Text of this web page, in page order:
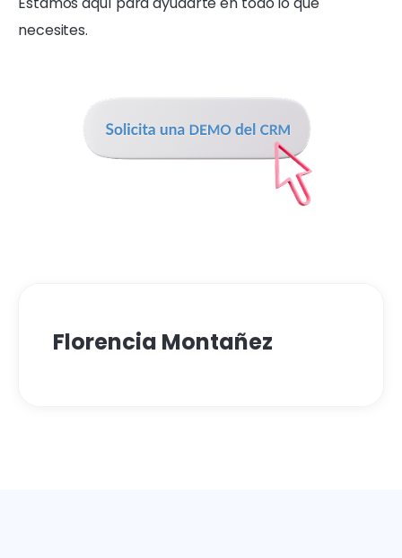
necesites.
Florencia Montañez